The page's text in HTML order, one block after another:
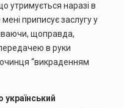
утримується наразі в
приписує заслугу у
щоправда,
в руки
“викраденням